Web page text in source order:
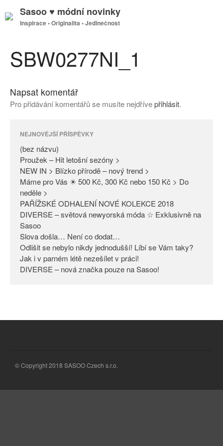
Proužek – Hit letošní sezóny >
Kč nebo 150 Kč > Do neděle >
PAŘÍŽSKÉ ODHALENÍ NOVÉ
KOLEKCE 2018
móda ☆ Exklusivně na Sasoo
Odlišit se nebylo nikdy
jednodušší! Líbí se Vám taky?
Jak i v parném létě nezešílet v
práci!
Sasoo ♥ módní novinky
Inspirace • Originalita • Jedinečnost
SBW0277NI_1
Napsat komentář
Pro přidávání komentářů se musíte nejdřívepřihlásit.
NEJNOVĚJŠÍ PŘÍSPĚVKY
(bez názvu)
Proužek – Hit letošní sezóny >
NEW IN > Blízko přírodě – nový trend >
Máme pro Vás ☀ 500 Kč, 300 Kč nebo 150 Kč > Do
neděle >
PAŘÍŽSKÉ ODHALENÍ NOVÉ KOLEKCE 2018
DIVERSE – světová newyorská móda ☆ Exklusivně na
Sasoo
Slova došla… Není co dodat…
Odlišit se nebylo nikdy jednodušší! Líbí se Vám taky?
Jak i v parném létě nezešílet v práci!
DIVERSE – nová značka pouze na Sasoo!
© Copyright 2018 SASOO Czech s.r.o.